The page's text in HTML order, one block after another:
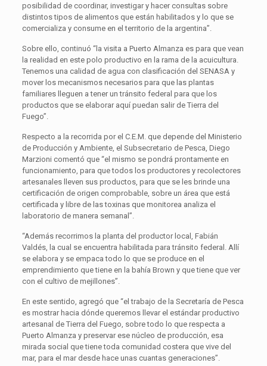
posibilidad de coordinar, investigar y hacer consultas sobre
distintos tipos de alimentos que están habilitados y lo que se
comercializa y consume en el territorio de la argentina”.
Sobre ello, continuó “la visita a Puerto Almanza es para que vean
la realidad en este polo productivo en la rama de la acuicultura.
Tenemos una calidad de agua con clasificación del SENASA y
mover los mecanismos necesarios para que las plantas
familiares lleguen a tener un tránsito federal para que los
productos que se elaborar aquí puedan salir de Tierra del
Fuego”.
Respecto a la recorrida por el C.E.M. que depende del Ministerio
de Producción y Ambiente, el Subsecretario de Pesca, Diego
Marzioni comentó que “el mismo se pondrá prontamente en
funcionamiento, para que todos los productores y recolectores
artesanales lleven sus productos, para que se les brinde una
certificación de origen comprobable, sobre un área que está
certificada y libre de las toxinas que monitorea analiza el
laboratorio de manera semanal”.
“Además recorrimos la planta del productor local, Fabián
Valdés, la cual se encuentra habilitada para tránsito federal. Allí
se elabora y se empaca todo lo que se produce en el
emprendimiento que tiene en la bahía Brown y que tiene que ver
con el cultivo de mejillones”.
En este sentido, agregó que “el trabajo de la Secretaría de Pesca
es mostrar hacia dónde queremos llevar el estándar productivo
artesanal de Tierra del Fuego, sobre todo lo que respecta a
Puerto Almanza y preservar ese núcleo de producción, esa
mirada social que tiene toda comunidad costera que vive del
mar, para el mar desde hace unas cuantas generaciones”.